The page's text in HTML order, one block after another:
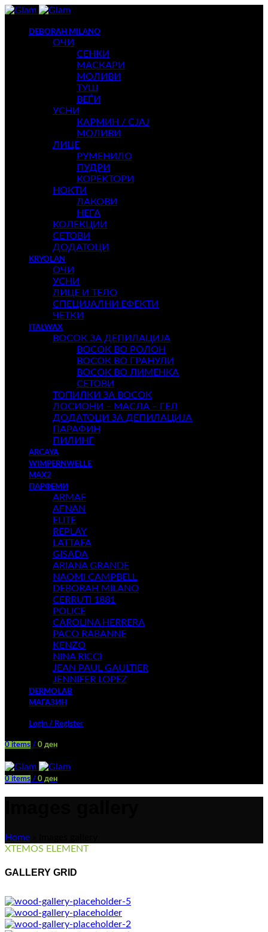
DEBORAH MILANO
ОЧИ
СЕНКИ
МАСКАРИ
МОЛИВИ
ТУШ
ВЕЃИ
УСНИ
КАРМИН / СЈАЈ
МОЛИВИ
ЛИЦЕ
РУМЕНИЛО
ПУДРИ
КОРЕКТОРИ
НОКТИ
ЛАКОВИ
НЕГА
КОЛЕКЦИИ
СЕТОВИ
ДОДАТОЦИ
KRYOLAN
ОЧИ
УСНИ
ЛИЦЕ И ТЕЛО
СПЕЦИЈАЛНИ ЕФЕКТИ
ЧЕТКИ
ITALWAX
ВОСОК ЗА ДЕПИЛАЦИЈА
ВОСОК ВО РОЛОН
ВОСОК ВО ГРАНУЛИ
ВОСОК ВО ЛИМЕНКА
СЕТОВИ
ТОПИЛКИ ЗА ВОСОК
ЛОСИОНИ – МАСЛА – ГЕЛ
ДОДАТОЦИ ЗА ДЕПИЛАЦИЈА
ПАРАФИН
ПИЛИНГ
ARCAYA
WIMPERNWELLE
MAX2
ПАРФЕМИ
ARMAF
AFNAN
ELITE
REPLAY
LATTAFA
GISADA
ARIANA GRANDE
NAOMI CAMPBELL
DEBORAH MILANO
CERRUTI 1881
POLICE
CAROLINA HERRERA
PACO RABANNE
KENZO
NINA RICCI
JEAN PAUL GAULTIER
JENNIFER LOPEZ
DERMOLAB
МАГАЗИН
Login / Register
0 items / 0 ден
0 items / 0 ден
Home
XTEMOS ELEMENT
GALLERY GRID